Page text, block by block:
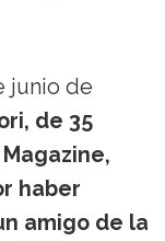
junio de
de 35
haber
amigo de la